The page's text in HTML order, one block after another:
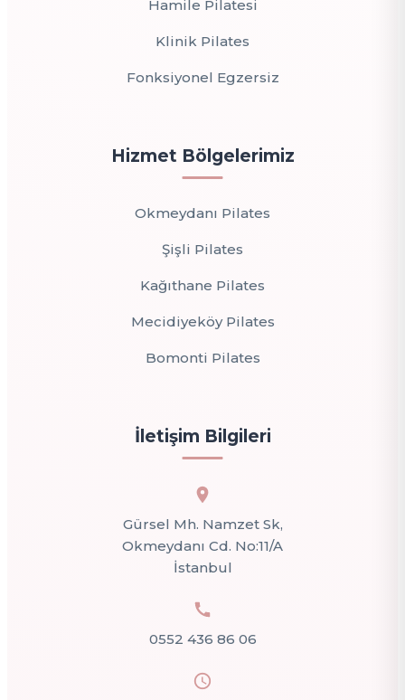
Hamile Pilatesi
Klinik Pilates
Fonksiyonel Egzersiz
Hizmet Bölgelerimiz
Okmeydanı Pilates
Şişli Pilates
Kağıthane Pilates
Mecidiyeköy Pilates
Bomonti Pilates
İletişim Bilgileri
Gürsel Mh. Namzet Sk,
Okmeydanı Cd. No:11/A
İstanbul
0552 436 86 06